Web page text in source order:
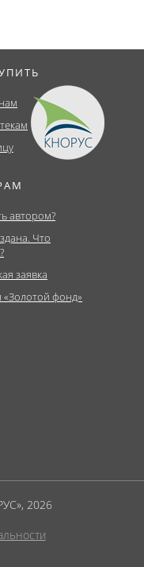
автором?
Что
заявка
фонд»
2026